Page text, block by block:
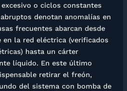
o ciclos constantes
denotan anomalías en
frecuentes abarcan desde
la red eléctrica (verificados
hasta un cárter
líquido. En este último
retirar el freón,
del sistema con bomba de